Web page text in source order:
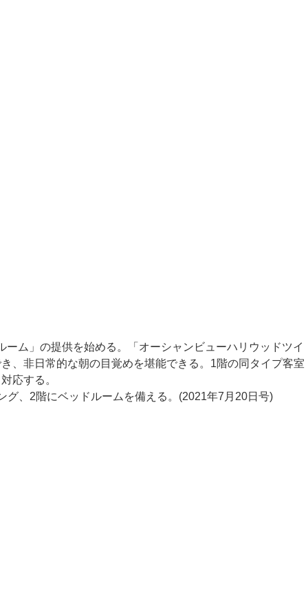
ム」の提供を始める。「オーシャンビューハリウッドツイ
、非日常的な朝の目覚めを堪能できる。1階の同タイプ客室
応する。
グ、2階にベッドルームを備える。(2021年7月20日号)